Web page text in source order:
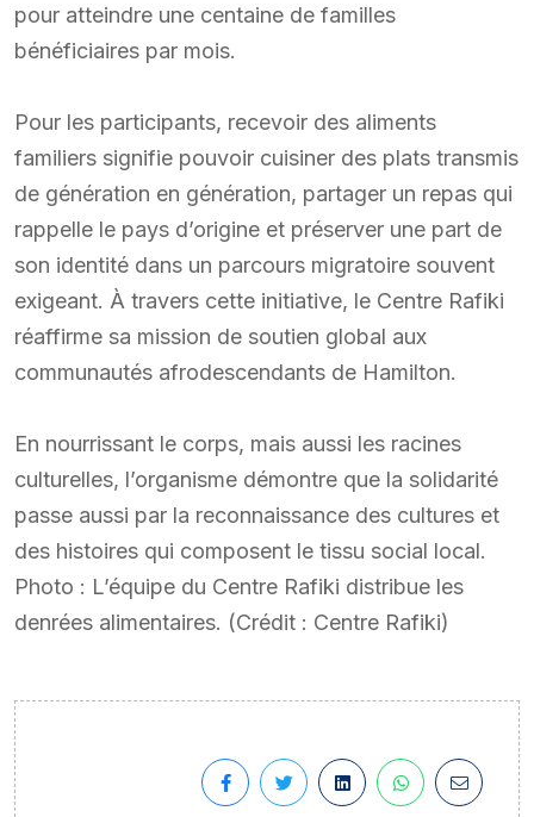
pour atteindre une centaine de familles
bénéficiaires par mois.
Pour les participants, recevoir des aliments
familiers signifie pouvoir cuisiner des plats transmis
de génération en génération, partager un repas qui
rappelle le pays d’origine et préserver une part de
son identité dans un parcours migratoire souvent
exigeant. À travers cette initiative, le Centre Rafiki
réaffirme sa mission de soutien global aux
communautés afrodescendants de Hamilton.
En nourrissant le corps, mais aussi les racines
culturelles, l’organisme démontre que la solidarité
passe aussi par la reconnaissance des cultures et
des histoires qui composent le tissu social local.
Photo : L’équipe du Centre Rafiki distribue les
denrées alimentaires. (Crédit : Centre Rafiki)